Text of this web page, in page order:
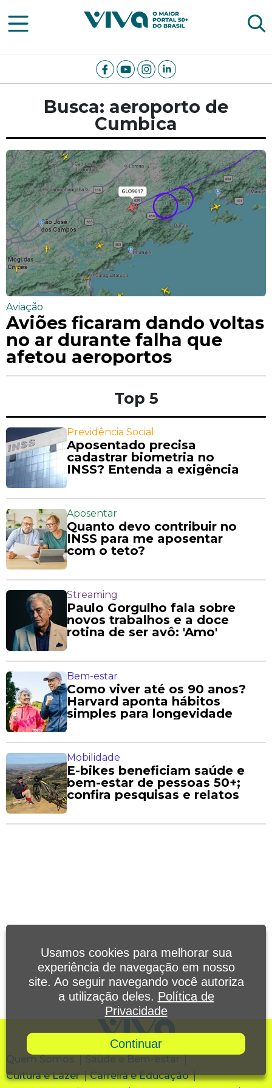
Viva Notícias
Busca: aeroporto de
Cumbica
Aviação
Aviões ficaram dando voltas
no ar durante falha que
afetou aeroportos
Top 5
Previdência Social
Aposentado precisa
cadastrar biometria no
INSS? Entenda a exigência
Aposentar
Quanto devo contribuir no
INSS para me aposentar
com o teto?
Streaming
Paulo Gorgulho fala sobre
novos trabalhos e a doce
rotina de ser avô: 'Amo'
Bem-estar
Como viver até os 90 anos?
Harvard aponta hábitos
simples para longevidade
Mobilidade
E-bikes beneficiam saúde e
bem-estar de pessoas 50+;
confira pesquisas e relatos
Quem Somos
Saúde e Bem-estar
Cultura e Lazer
Carreira e Educação
Usamos cookies para melhorar sua
experiência de navegação em nosso
site. Ao seguir navegando você autoriza
a utilização deles. Política de
Privacidade
Continuar